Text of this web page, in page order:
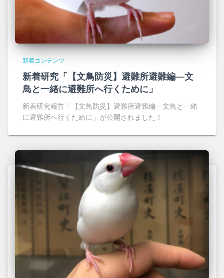
新着コンテンツ
新着研究「【文鳥防災】避難所避難編―文
鳥と一緒に避難所へ行くために」
新着研究報告「【文鳥防災】避難所避難編―文鳥と一緒
に避難所へ行くために」が公開されました！